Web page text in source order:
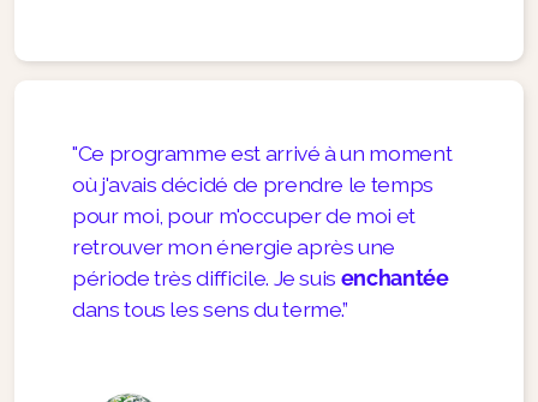
"Ce programme est arrivé à un moment
où j'avais décidé de prendre le temps
pour moi, pour m'occuper de moi et
retrouver mon énergie après une
période très difficile. Je suis enchantée
dans tous les sens du terme.”